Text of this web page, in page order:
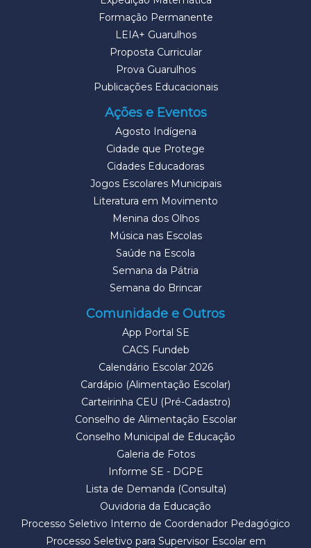
Formação Permanente
LEIA+ Guarulhos
Proposta Curricular
Prova Guarulhos
Publicações Educacionais
Ações e Eventos
Agosto Indígena
Cidade que Protege
Cidades Educadoras
Jogos Escolares Municipais
Literatura em Movimento
Menina dos Olhos
Música nas Escolas
Saúde na Escola
Semana da Pátria
Semana do Brincar
Comunidade e Outros
App Portal SE
CACS Fundeb
Calendário Escolar 2026
Cardápio (Alimentação Escolar)
Carteirinha CEU (Pré-Cadastro)
Conselho de Alimentação Escolar
Conselho Municipal de Educação
Galeria de Fotos
Informe SE - DGPE
Lista de Demanda (Consulta)
Ouvidoria da Educação
Processo Seletivo Interno de Coordenador Pedagógico
Processo Seletivo para Supervisor Escolar em